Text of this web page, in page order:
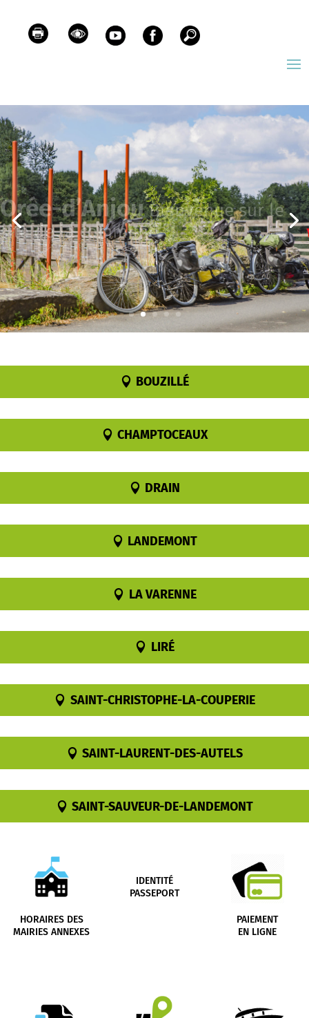
Orée-d’AnjouBienvenue sur le
site de la commune
BOUZILLÉ
CHAMPTOCEAUX
DRAIN
LANDEMONT
LA VARENNE
LIRÉ
SAINT-CHRISTOPHE-LA-COUPERIE
SAINT-LAURENT-DES-AUTELS
SAINT-SAUVEUR-DE-LANDEMONT
HORAIRES DES
MAIRIES ANNEXES
IDENTITÉ
PASSEPORT
PAIEMENT
EN LIGNE